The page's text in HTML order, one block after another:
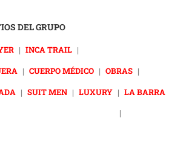
DEL GRUPO
| INCA TRAIL |
| CUERPO MÉDICO | OBRAS |
| SUIT MEN | LUXURY | LA BARRA
|